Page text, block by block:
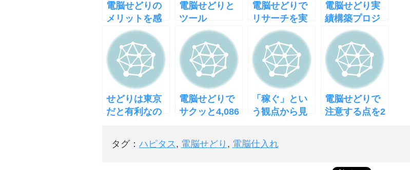
電脳せどりの
メリットを感
じる
電脳せどりと
ツール
電脳せどりで
リサーチを実
践し続けると
こんなイイこ
とが！
電脳せどり実
績構築プロジ
ェクト開始！
せどりは東京
だと有利なの
電脳せどりで
サクッと4,086
とコツ
「稼ぐ」とい
う観点から見
の2つのメリッ
ト
電脳せどりで
注意する点を2
タグ： ハピタス, 電脳せどり , 電脳仕入れ